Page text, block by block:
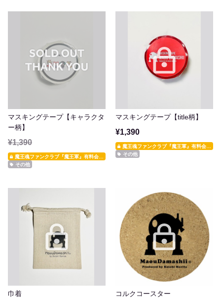
マスキングテープ【キャラクタ
ー柄】
¥1,390
魔王魂ファンクラブ『魔王軍』有料会員限定
その他
マスキングテープ【title柄】
¥1,390
魔王魂ファンクラブ『魔王軍』有料会員限定
その他
巾着 コルクコースター